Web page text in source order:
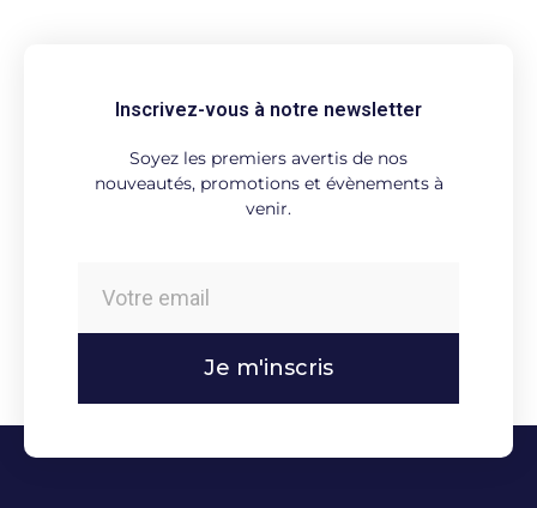
Inscrivez-vous à notre newsletter
Soyez les premiers avertis de nos
nouveautés, promotions et évènements à
venir.
Je m'inscris